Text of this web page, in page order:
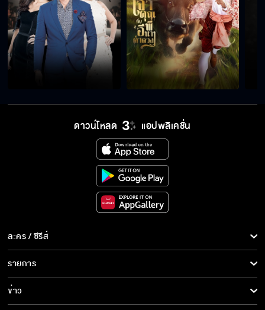
เลิกรักศักดิ์ศรีแล้วก็ปล่อยให้พวกเราช่วย
ที่นี่ต้อนรับพวกเราเสมอ
ผมจะเป็นพยานเอาผิดเฮียไก่ให้ได้
เอาความรู้สึกส่วนตัวออกไปแล้วมองที่ความเป็น
จริง
ทุกอย่างที่มันเกิดขึ้นเพราะตะวันเป็นต้นเหตุ
ดาวน์โหลด แอปพลิเคชั่น
ละคร / ซีรีส์
ละคร/ซีรีส์
ซีรีส์นานาชาติ
การ์ตูน & เกม
รายการ
รายการทั้งหมด
ข่าว